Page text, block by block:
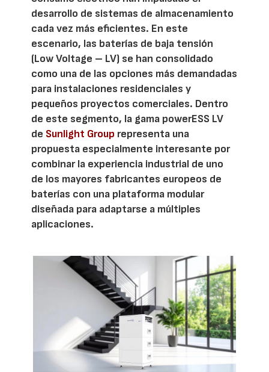
desarrollo de sistemas de almacenamiento
cada vez más eficientes. En este
escenario, las baterías de baja tensión
(Low Voltage – LV) se han consolidado
como una de las opciones más demandadas
para instalaciones residenciales y
pequeños proyectos comerciales. Dentro
de este segmento, la gama powerESS LV
de Sunlight Group representa una
propuesta especialmente interesante por
combinar la experiencia industrial de uno
de los mayores fabricantes europeos de
baterías con una plataforma modular
diseñada para adaptarse a múltiples
aplicaciones.